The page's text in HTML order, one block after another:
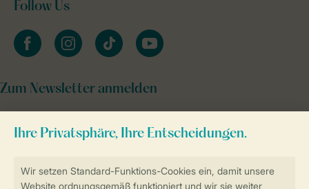
Follow Us
facebookinstagramtiktok youtube
Zum Newsletter anmelden